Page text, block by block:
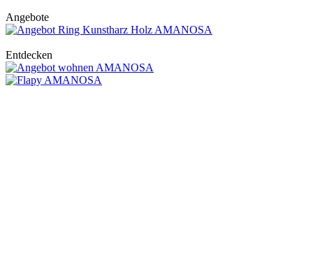
Angebote
Entdecken